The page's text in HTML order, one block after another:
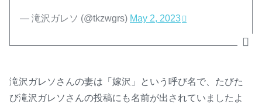
— 滝沢ガレソ (@tkzwgrs) May 2, 2023
滝沢ガレソさんの妻は「嫁沢」という呼び名で、たびた
び滝沢ガレソさんの投稿にも名前が出されていましたよ